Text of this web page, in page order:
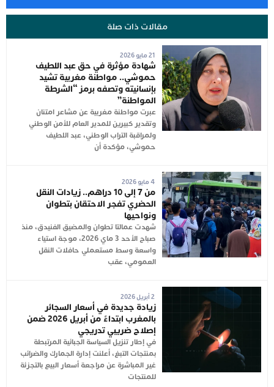
مقالات ذات صلة
21 مايو 2026
شهادة مؤثرة في حق عبد اللطيف
حموشي.. مواطنة مغربية تشيد
بإنسانيته وتصفه برمز “الشرطة
المواطنة”
عبرت مواطنة مغربية عن مشاعر امتنان
وتقدير كبيرين للمدير العام للأمن الوطني
ولمراقبة التراب الوطني، عبد اللطيف
حموشي، مؤكدة أن
4 مايو 2026
من 7 إلى 10 دراهم.. زيادات النقل
الحضري تفجر الاحتقان بتطوان
ونواحيها
شهدت عمالتا تطوان والمضيق الفنيدق، منذ
صباح الأحد 3 ماي 2026، موجة استياء
واسعة وسط مستعملي حافلات النقل
العمومي، عقب
2 أبريل 2026
زيادة جديدة في أسعار السجائر
بالمغرب ابتداءً من أبريل 2026 ضمن
إصلاح ضريبي تدريجي
في إطار تنزيل السياسة الجبائية المرتبطة
بمنتجات التبغ، أعلنت إدارة الجمارك والضرائب
غير المباشرة عن مراجعة أسعار البيع بالتجزئة
للمنتجات